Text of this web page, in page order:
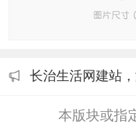
长治生活网建站
本版块或指